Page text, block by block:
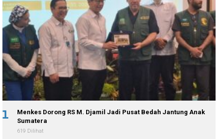
1
Menkes Dorong RS M. Djamil Jadi Pusat Bedah Jantung Anak
Sumatera
619 Dilihat